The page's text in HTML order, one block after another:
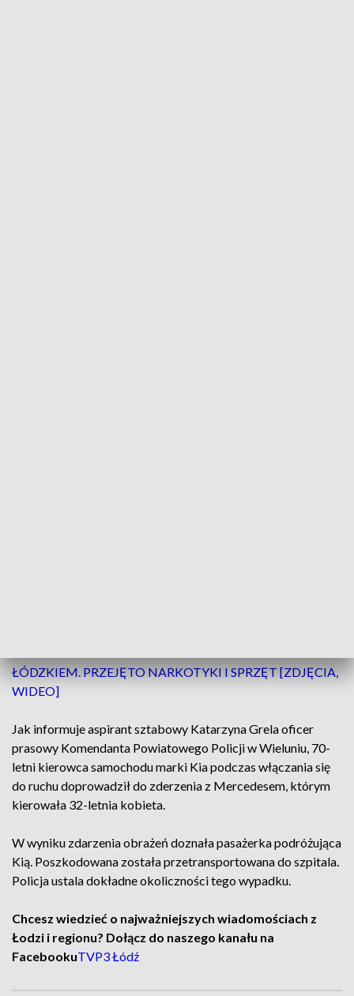
ŁÓDZKIEM. PRZEJĘTO NARKOTYKI I SPRZĘT [ZDJĘCIA,
WIDEO]
Jak informuje aspirant sztabowy Katarzyna Grela oficer
prasowy Komendanta Powiatowego Policji w Wieluniu, 70-
letni kierowca samochodu marki Kia podczas włączania się
do ruchu doprowadził do zderzenia z Mercedesem, którym
kierowała 32-letnia kobieta.
W wyniku zdarzenia obrażeń doznała pasażerka podróżująca
Kią. Poszkodowana została przetransportowana do szpitala.
Policja ustala dokładne okoliczności tego wypadku.
Chcesz wiedzieć o najważniejszych wiadomościach z
Łodzi i regionu? Dołącz do naszego kanału na
FacebookuTVP3 Łódź